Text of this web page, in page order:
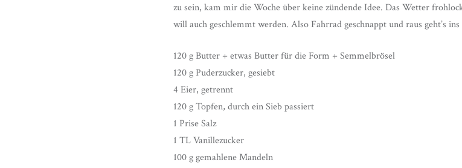
zu sein, kam mir die Woche über keine zündende Idee. Das Wetter
will auch geschlemmt werden. Also Fahrrad geschnappt und raus geht’s
120 g Butter + etwas Butter für die Form + Semmelbrösel
120 g Puderzucker, gesiebt
4 Eier, getrennt
120 g Topfen, durch ein Sieb passiert
1 Prise Salz
1 TL Vanillezucker
100 g gemahlene Mandeln